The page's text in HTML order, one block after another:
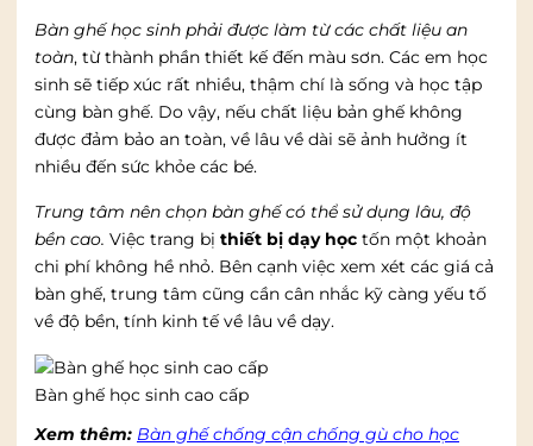
Bàn ghế học sinh phải được làm từ các chất liệu an
toàn, từ thành phần thiết kế đến màu sơn. Các em học
sinh sẽ tiếp xúc rất nhiều, thậm chí là sống và học tập
cùng bàn ghế. Do vậy, nếu chất liệu bản ghế không
được đảm bảo an toàn, về lâu về dài sẽ ảnh hưởng ít
nhiều đến sức khỏe các bé.
Trung tâm nên chọn bàn ghế có thể sử dụng lâu, độ
bền cao. Việc trang bị thiết bị dạy học tốn một khoản
chi phí không hề nhỏ. Bên cạnh việc xem xét các giá cả
bàn ghế, trung tâm cũng cần cân nhắc kỹ càng yếu tố
về độ bền, tính kinh tế về lâu về dạy.
Bàn ghế học sinh cao cấp
Xem thêm: Bàn ghế chống cận chống gù cho học